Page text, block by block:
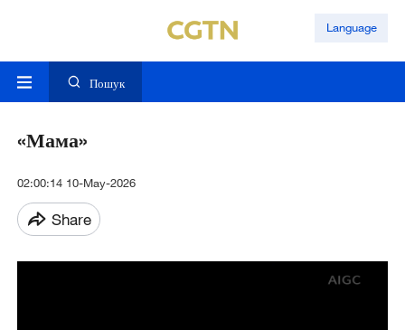
Language
Пошук
«Мама»
02:00:14 10-May-2026
Share